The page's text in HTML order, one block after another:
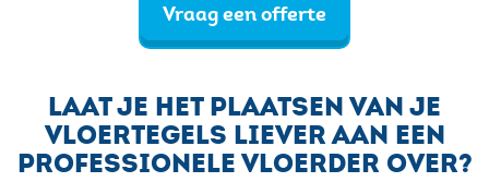
Vraag een offerte
LAAT JE HET PLAATSEN VAN JE
VLOERTEGELS LIEVER AAN EEN
PROFESSIONELE VLOERDER OVER?